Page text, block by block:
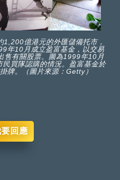
億港元的外匯儲備托市，
年10月成立盈富基金，以交易
售有關股票。圖為1999年10月
買隊認購的情況。盈富基金於
牌。（圖片來源：Getty）
回應